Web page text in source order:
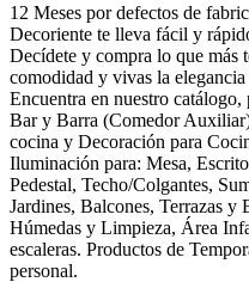
12 Meses por defectos de
Decoriente te lleva fácil y
Decídete y compra lo que más
comodidad y vivas la
Encuentra en nuestro
Bar y Barra (Comedor
cocina y Decoración para
Iluminación para: Mesa,
Pedestal, Techo/Colgantes,
Jardines, Balcones, Terrazas y
Húmedas y Limpieza, Área
escaleras. Productos de
personal.